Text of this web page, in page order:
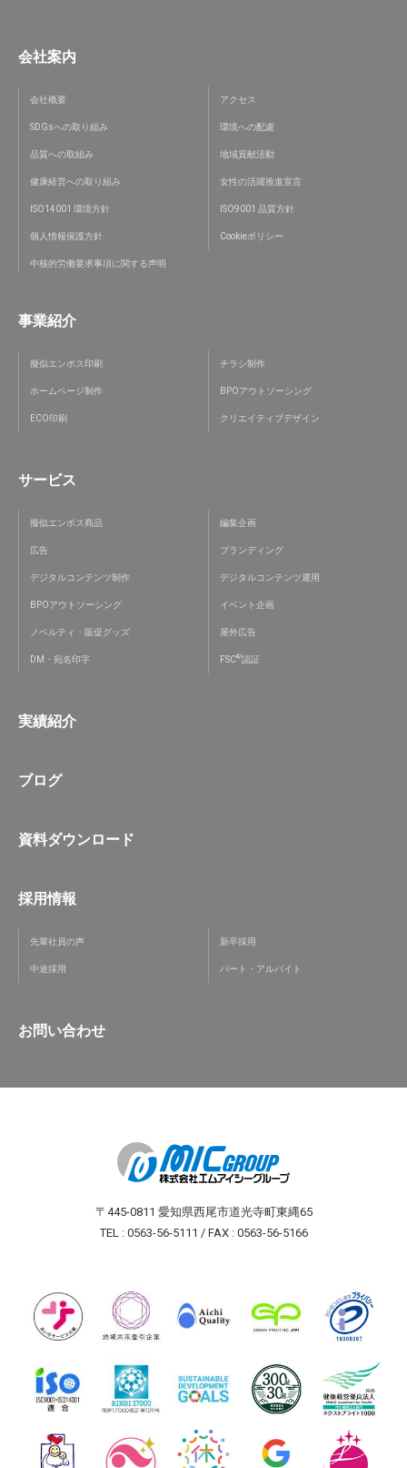
会社案内
会社概要 アクセス
SDGsへの取り組み 環境への配慮
品質への取組み 地域貢献活動
健康経営への取り組み 女性の活躍推進宣言
ISO14001 環境方針 ISO9001 品質方針
個人情報保護方針 Cookieポリシー
中核的労働要求事項に関する声明
事業紹介
擬似エンボス印刷 チラシ制作
ホームページ制作 BPOアウトソーシング
ECO印刷 クリエイティブデザイン
サービス
擬似エンボス商品 編集企画
広告 ブランディング
デジタルコンテンツ制作 デジタルコンテンツ運用
BPOアウトソーシング イベント企画
ノベルティ・販促グッズ 屋外広告
DM・宛名印字 FSC®認証
実績紹介
ブログ
資料ダウンロード
採用情報
先輩社員の声 新卒採用
中途採用 パート・アルバイト
お問い合わせ
〒445-0811 愛知県西尾市道光寺町東縄65
TEL : 0563-56-5111 / FAX : 0563-56-5166